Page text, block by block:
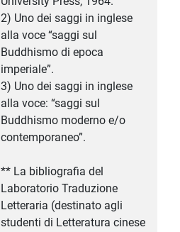
2) Uno dei saggi in inglese
alla voce “saggi sul
Buddhismo di epoca
imperiale”.
3) Uno dei saggi in inglese
alla voce: “saggi sul
Buddhismo moderno e/o
contemporaneo”.
** La bibliografia del
Laboratorio Traduzione
Letteraria (destinato agli
studenti di Letteratura cinese